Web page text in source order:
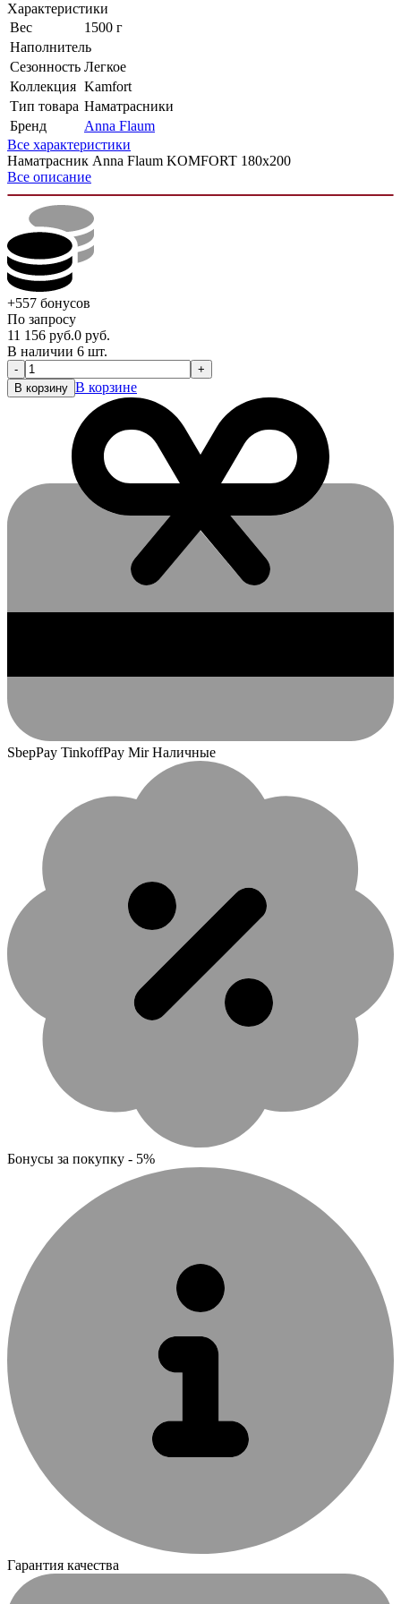
Характеристики
Вес
1500 г
Наполнитель
Сезонность Легкое
Коллекция Kamfort
Тип товара Наматрасники
Бренд
Anna Flaum
Все характеристики
Наматрасник Anna Flaum KOMFORT 180x200
Все описание
+557 бонусов
По запросу
11 156 руб.0 руб.
В наличии 6 шт.
-
+
В корзину В корзине
SbepPay TinkoffPay Mir Наличные
Бонусы за покупку - 5%
Гарантия качества